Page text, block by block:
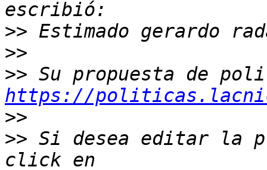
>>
>>
>>
https://
>>
>> Si desea editar la